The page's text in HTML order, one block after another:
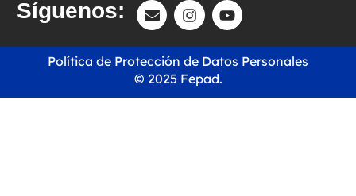
Síguenos:
© 2025 Fepad.
Política de Protección de Datos Personales